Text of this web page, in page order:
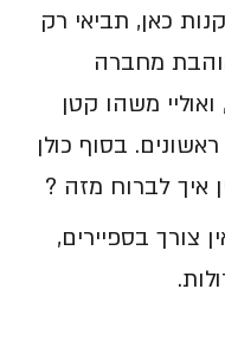
כאן, תביאי רק
מחברה
משהו קטן
בסוף כולן
?
ומשחת שיניים 1, אין צורך בספיירים,